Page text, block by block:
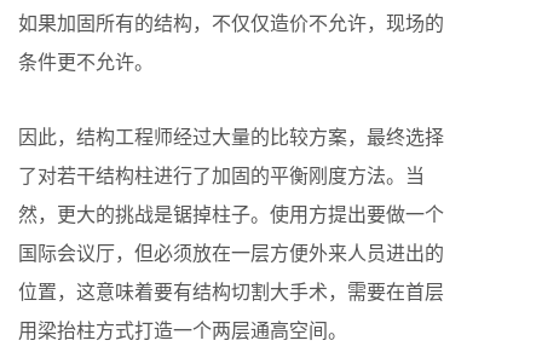
如果加固所有的结构，不仅仅造价不允许，现场的
条件更不允许。
因此，结构工程师经过大量的比较方案，最终选择
了对若干结构柱进行了加固的平衡刚度方法。当
然，更大的挑战是锯掉柱子。使用方提出要做一个
国际会议厅，但必须放在一层方便外来人员进出的
位置，这意味着要有结构切割大手术，需要在首层
用梁抬柱方式打造一个两层通高空间。